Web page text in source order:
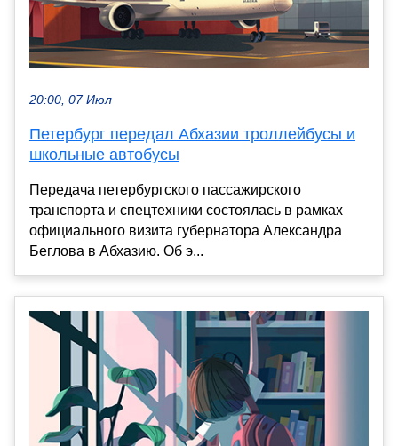
20:00, 07 Июл
Петербург передал Абхазии троллейбусы и
школьные автобусы
Передача петербургского пассажирского
транспорта и спецтехники состоялась в рамках
официального визита губернатора Александра
Беглова в Абхазию. Об э...